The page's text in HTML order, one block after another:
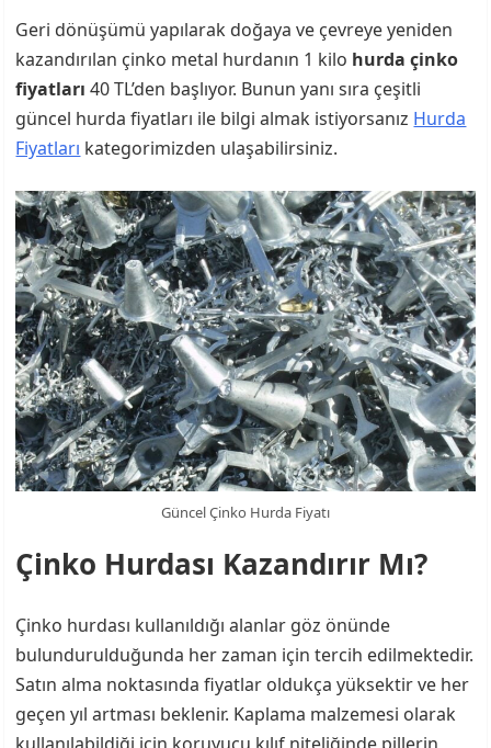
Geri dönüşümü yapılarak doğaya ve çevreye yeniden
kazandırılan çinko metal hurdanın 1 kilo hurda çinko
fiyatları40 TL’den başlıyor. Bunun yanı sıra çeşitli
güncel hurda fiyatları ile bilgi almak istiyorsanız Hurda
Fiyatları kategorimizden ulaşabilirsiniz.
Güncel Çinko Hurda Fiyatı
Çinko Hurdası Kazandırır Mı?
Çinko hurdası kullanıldığı alanlar göz önünde
bulundurulduğunda her zaman için tercih edilmektedir.
Satın alma noktasında fiyatlar oldukça yüksektir ve her
geçen yıl artması beklenir. Kaplama malzemesi olarak